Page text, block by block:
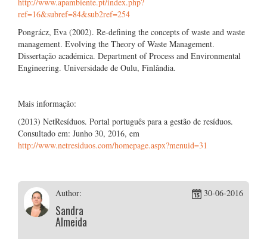
ref=16&subref=84&sub2ref=254
Pongrácz, Eva (2002). Re-defining the concepts of waste and waste
management. Evolving the Theory of Waste Management.
Dissertação académica. Department of Process and Environmental
Engineering. Universidade de Oulu, Finlândia.
Mais informação:
(2013) NetResíduos. Portal português para a gestão de resíduos.
Consultado em: Junho 30, 2016, em
http://www.netresiduos.com/homepage.aspx?menuid=31
Author:
Sandra
Almeida
30-06-2016